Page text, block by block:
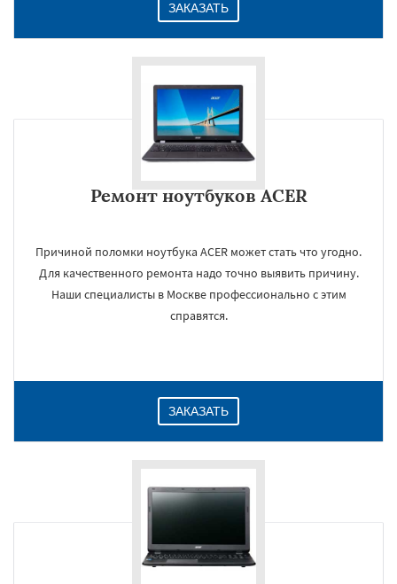
ЗАКАЗАТЬ
Ремонт ноутбуков ACER
Причиной поломки ноутбука ACER может стать что угодно.
Для качественного ремонта надо точно выявить причину.
Наши специалисты в Москве профессионально с этим
справятся.
ЗАКАЗАТЬ